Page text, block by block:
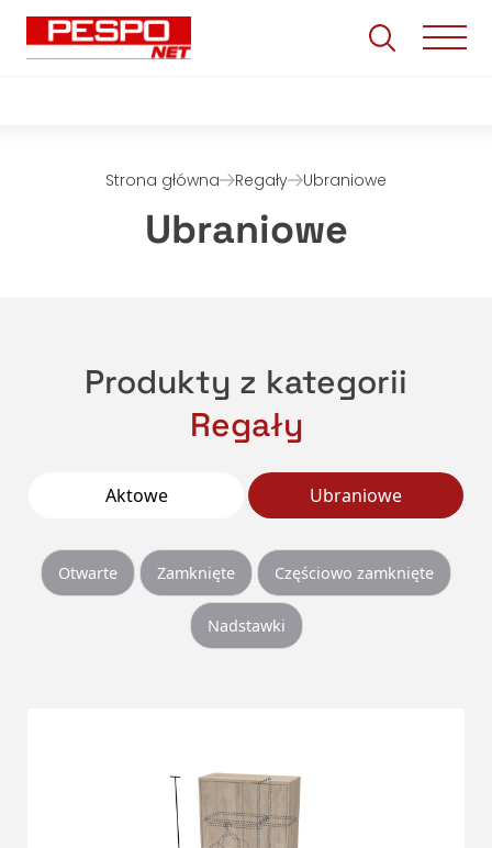
Strona główna Regały Ubraniowe
Ubraniowe
Produkty z kategorii
Regały
Aktowe Ubraniowe
Otwarte Zamknięte Częściowo zamknięte
Nadstawki